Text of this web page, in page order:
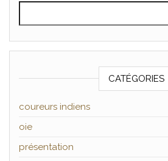
CATÉGORIES
coureurs indiens
oie
présentation